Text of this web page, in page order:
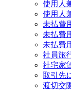
使用人
使用人
未払費
未払費
未払費
社員旅
社宅家
取引先
渡切交